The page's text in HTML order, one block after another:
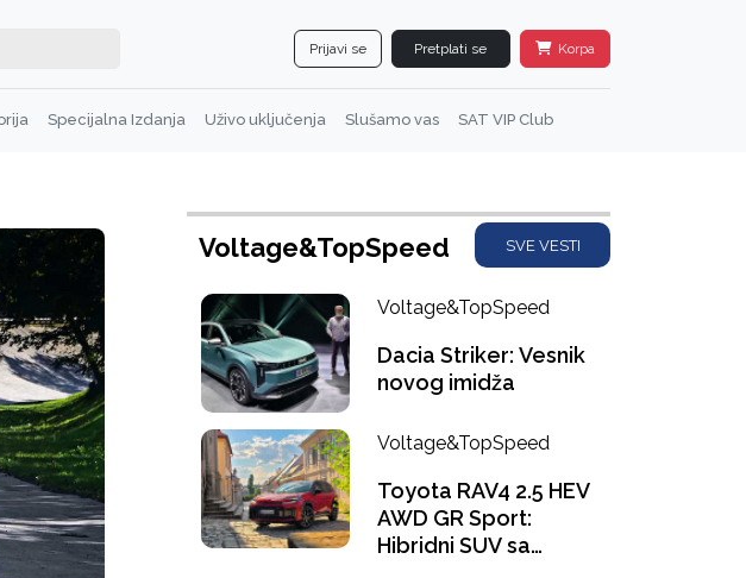
Prijavi se Pretplati se Korpa
Specijalna Izdanja Uživo uključenja Slušamo vas SAT VIP Club
Voltage&TopSpeed SVE VESTI
Voltage&TopSpeed
Dacia Striker: Vesnik
novog imidža
Voltage&TopSpeed
Toyota RAV4 2.5 HEV
AWD GR Sport:
Hibridni SUV sa